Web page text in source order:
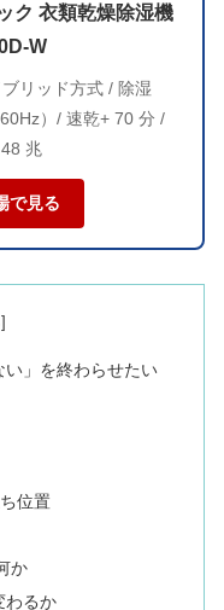
ク 衣類乾燥除湿機
W
リッド方式 / 除湿
）/ 速乾+ 70 分 /
兆
で見る
い」を終わらせたい
位置
か
わるか